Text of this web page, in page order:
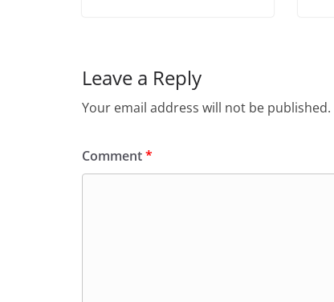
Leave a Reply
Your email address will not be published.
Comment*